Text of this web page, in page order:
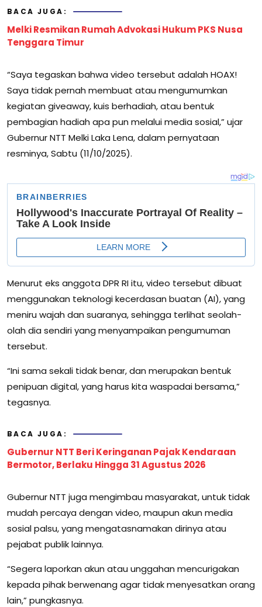
BACA JUGA:
Melki Resmikan Rumah Advokasi Hukum PKS Nusa
Tenggara Timur
“Saya tegaskan bahwa video tersebut adalah HOAX!
Saya tidak pernah membuat atau mengumumkan
kegiatan giveaway, kuis berhadiah, atau bentuk
pembagian hadiah apa pun melalui media sosial,” ujar
Gubernur NTT Melki Laka Lena, dalam pernyataan
resminya, Sabtu (11/10/2025).
Menurut eks anggota DPR RI itu, video tersebut dibuat
menggunakan teknologi kecerdasan buatan (AI), yang
meniru wajah dan suaranya, sehingga terlihat seolah-
olah dia sendiri yang menyampaikan pengumuman
tersebut.
“Ini sama sekali tidak benar, dan merupakan bentuk
penipuan digital, yang harus kita waspadai bersama,”
tegasnya.
BACA JUGA:
Gubernur NTT Beri Keringanan Pajak Kendaraan
Bermotor, Berlaku Hingga 31 Agustus 2026
Gubernur NTT juga mengimbau masyarakat, untuk tidak
mudah percaya dengan video, maupun akun media
sosial palsu, yang mengatasnamakan dirinya atau
pejabat publik lainnya.
“Segera laporkan akun atau unggahan mencurigakan
kepada pihak berwenang agar tidak menyesatkan orang
lain,” pungkasnya.